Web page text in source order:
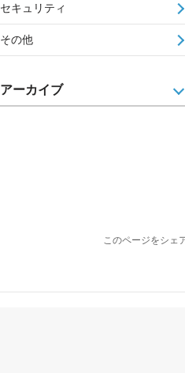
セキュリティ
その他
アーカイブ
このページをシェ